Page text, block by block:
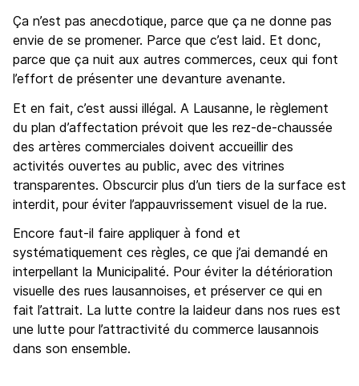
Ça n’est pas anecdotique, parce que ça ne donne pas
envie de se promener. Parce que c’est laid. Et donc,
parce que ça nuit aux autres commerces, ceux qui font
l’effort de présenter une devanture avenante.
Et en fait, c’est aussi illégal. A Lausanne, le règlement
du plan d’affectation prévoit que les rez-de-chaussée
des artères commerciales doivent accueillir des
activités ouvertes au public, avec des vitrines
transparentes. Obscurcir plus d’un tiers de la surface est
interdit, pour éviter l’appauvrissement visuel de la rue.
Encore faut-il faire appliquer à fond et
systématiquement ces règles, ce que j’ai demandé en
interpellant la Municipalité. Pour éviter la détérioration
visuelle des rues lausannoises, et préserver ce qui en
fait l’attrait. La lutte contre la laideur dans nos rues est
une lutte pour l’attractivité du commerce lausannois
dans son ensemble.